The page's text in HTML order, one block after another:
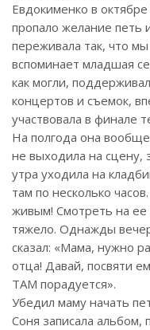
Евдокименко в
пропало желание петь
переживала так, что
вспоминает младшая
как могли,
концертов и съемок,
участвовала в финале
На полгода она
не выходила на сцену,
утра уходила на
там по несколько
живым! Смотреть на
тяжело. Однажды
сказал: «Мама, нужно
отца! Давай, посвяти
ТАМ порадуется».
Убедил маму начать
Соня записала